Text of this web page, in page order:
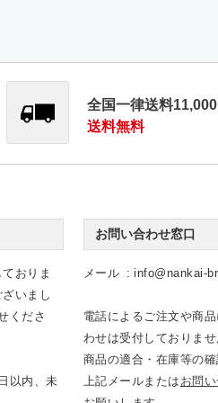
全国一律送料
送料無料
おりま
いまし
くださ
以内、未
お問い合わせ窓口
メール info@nankai-
電話によるご注文や商
わせは受付しておりませ
商品の適合・在庫等の確
上記メールまたは お問